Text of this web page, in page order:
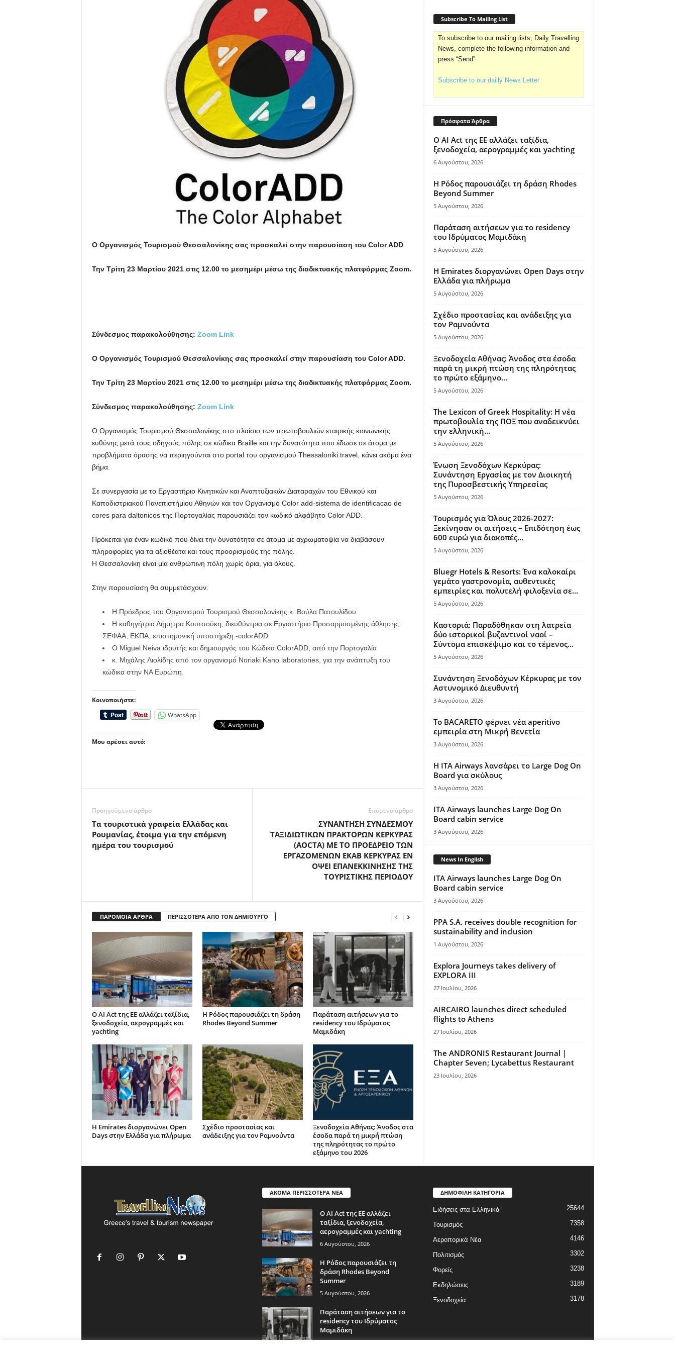
Ο Οργανισμός Τουρισμού Θεσσαλονίκης σας προσκαλεί στην παρουσίαση του Color ADD
Την Τρίτη 23 Μαρτίου 2021 στις 12.00 το μεσημέρι μέσω της διαδικτυακής πλατφόρμας Zoom.
Σύνδεσμος παρακολούθησης: Zoom Link
Ο Οργανισμός Τουρισμού Θεσσαλονίκης σας προσκαλεί στην παρουσίαση του Color ADD.
Την Τρίτη 23 Μαρτίου 2021 στις 12.00 το μεσημέρι μέσω της διαδικτυακής πλατφόρμας Zoom.
Σύνδεσμος παρακολούθησης: Zoom Link
Ο Οργανισμός Τουρισμού Θεσσαλονίκης στο πλαίσιο των πρωτοβουλιών εταιρικής κοινωνικής
ευθύνης μετά τους οδηγούς πόλης σε κώδικα Braille και την δυνατότητα που έδωσε σε άτομα με
προβλήματα όρασης να περιηγούνται στο portal του οργανισμού Thessaloniki.travel, κάνει ακόμα ένα
βήμα.
Σε συνεργασία με το Εργαστήριο Κινητικών και Αναπτυξιακών Διαταραχών του Εθνικού και
Καποδιστριακού Πανεπιστήμιου Αθηνών και τον Οργανισμό Color add-sistema de identificacao de
cores para daltonicos της Πορτογαλίας παρουσιάζει τον κωδικό αλφάβητο Color ADD.
Πρόκειται για έναν κωδικό που δίνει την δυνατότητα σε άτομα με αχρωματοψία να διαβάσουν
πληροφορίες για τα αξιοθέατα και τους προορισμούς της πόλης.
Η Θεσσαλονίκη είναι μία ανθρώπινη πόλη χωρίς όρια, για όλους.
Στην παρουσίαση θα συμμετάσχουν:
H Πρόεδρος του Οργανισμού Τουρισμού Θεσσαλονίκης κ. Βούλα Πατουλίδου
Η καθηγήτρια Δήμητρα Κουτσούκη, διευθύντρια σε Εργαστήριο Προσαρμοσμένης άθλησης,
ΣΕΦΑΑ, ΕΚΠΑ, επιστημονική́ υποστήριξη -colorADD
Ο Μiguel Neiva ιδρυτής και δημιουργός του Κώδικα ColorADD, από́ την Πορτογαλία
κ. Μιχάλης Λιολίδης από τον οργανισμό́ Νoriaki Kano laboratories, για την ανάπτυξη του
κώδικα στην ΝΑ Ευρώπη.
Κοινοποιήστε:
WhatsApp
Μου αρέσει αυτό:
Προηγούμενο άρθρο
Τα τουριστικά γραφεία Ελλάδας και
Ρουμανίας, έτοιμα για την επόμενη
ημέρα του τουρισμού
Επόμενο άρθρο
ΣΥΝΑΝΤΗΣΗ ΣΥΝΔΕΣΜΟΥ
ΤΑΞΙΔΙΩΤΙΚΩΝ ΠΡΑΚΤΟΡΩΝ ΚΕΡΚΥΡΑΣ
(AOCTA) ΜΕ ΤΟ ΠΡΟΕΔΡΕΙΟ ΤΩΝ
ΕΡΓΑΖΟΜΕΝΩΝ ΕΚΑΒ ΚΕΡΚΥΡΑΣ ΕΝ
ΟΨΕΙ ΕΠΑΝΕΚΚΙΝΗΣΗΣ ΤΗΣ
ΤΟΥΡΙΣΤΙΚΗΣ ΠΕΡΙΟΔΟΥ
ΠΑΡΟΜΟΙΑ ΑΡΘΡΑ ΠΕΡΙΣΣΟΤΕΡΑ ΑΠΟ ΤΟΝ ΔΗΜΙΟΥΡΓΟ
Ο AI Act της ΕΕ αλλάζει ταξίδια,
ξενοδοχεία, αερογραμμές και
yachting
Η Ρόδος παρουσιάζει τη δράση
Rhodes Beyond Summer
Παράταση αιτήσεων για το
residency του Ιδρύματος
Μαμιδάκη
Η Emirates διοργανώνει Open
Days στην Ελλάδα για πλήρωμα
Σχέδιο προστασίας και
ανάδειξης για τον Ραμνούντα
Ξενοδοχεία Αθήνας: Άνοδος στα
έσοδα παρά τη μικρή πτώση
της πληρότητας το πρώτο
εξάμηνο του 2026
Subscribe To Mailing List
To subscribe to our mailing lists, Daily Travelling
News, complete the following information and
press “Send”
Subscribe to our daiily News Letter
Πρόσφατα Άρθρα
Ο AI Act της ΕΕ αλλάζει ταξίδια,
ξενοδοχεία, αερογραμμές και yachting
6 Αυγούστου, 2026
Η Ρόδος παρουσιάζει τη δράση Rhodes
Beyond Summer
5 Αυγούστου, 2026
Παράταση αιτήσεων για το residency
του Ιδρύματος Μαμιδάκη
5 Αυγούστου, 2026
Η Emirates διοργανώνει Open Days στην
Ελλάδα για πλήρωμα
5 Αυγούστου, 2026
Σχέδιο προστασίας και ανάδειξης για
τον Ραμνούντα
5 Αυγούστου, 2026
Ξενοδοχεία Αθήνας: Άνοδος στα έσοδα
παρά τη μικρή πτώση της πληρότητας
το πρώτο εξάμηνο...
5 Αυγούστου, 2026
The Lexicon of Greek Hospitality: Η νέα
πρωτοβουλία της ΠΟΞ που αναδεικνύει
την ελληνική...
5 Αυγούστου, 2026
Ένωση Ξενοδόχων Κερκύρας:
Συνάντηση Εργασίας με τον Διοικητή
της Πυροσβεστικής Υπηρεσίας
5 Αυγούστου, 2026
Τουρισμός για Όλους 2026-2027:
Ξεκίνησαν οι αιτήσεις – Επιδότηση έως
600 ευρώ για διακοπές...
5 Αυγούστου, 2026
Bluegr Hotels & Resorts: Ένα καλοκαίρι
γεμάτο γαστρονομία, αυθεντικές
εμπειρίες και πολυτελή φιλοξενία σε...
5 Αυγούστου, 2026
Καστοριά: Παραδόθηκαν στη λατρεία
δύο ιστορικοί βυζαντινοί ναοί –
Σύντομα επισκέψιμο και το τέμενος...
5 Αυγούστου, 2026
Συνάντηση Ξενοδόχων Κέρκυρας με τον
Αστυνομικό Διευθυντή
3 Αυγούστου, 2026
Το BACARETO φέρνει νέα aperitivo
εμπειρία στη Μικρή Βενετία
3 Αυγούστου, 2026
Η ITA Airways λανσάρει το Large Dog On
Board για σκύλους
3 Αυγούστου, 2026
ITA Airways launches Large Dog On
Board cabin service
3 Αυγούστου, 2026
News In English
ITA Airways launches Large Dog On
Board cabin service
3 Αυγούστου, 2026
PPA S.A. receives double recognition for
sustainability and inclusion
1 Αυγούστου, 2026
Explora Journeys takes delivery of
EXPLORA III
27 Ιουλίου, 2026
AIRCAIRO launches direct scheduled
flights to Athens
27 Ιουλίου, 2026
The ANDRONIS Restaurant Journal |
Chapter Seven; Lycabettus Restaurant
23 Ιουλίου, 2026
ΑΚΟΜΑ ΠΕΡΙΣΣΟΤΕΡΑ ΝΕΑ
Ο AI Act της ΕΕ αλλάζει
ταξίδια, ξενοδοχεία,
αερογραμμές και yachting
6 Αυγούστου, 2026
Η Ρόδος παρουσιάζει τη
δράση Rhodes Beyond
Summer
5 Αυγούστου, 2026
Παράταση αιτήσεων για το
residency του Ιδρύματος
Μαμιδάκη
5 Αυγούστου, 2026
ΔΗΜΟΦΙΛΗ ΚΑΤΗΓΟΡΙΑ
Ειδήσεις στα Ελληνικά 25644
Τουρισμός 7358
Αεροπορικά Νέα 4146
Πολιτισμός 3302
Φορείς 3238
Εκδηλώσεις 3189
Ξενοδοχεία 3178